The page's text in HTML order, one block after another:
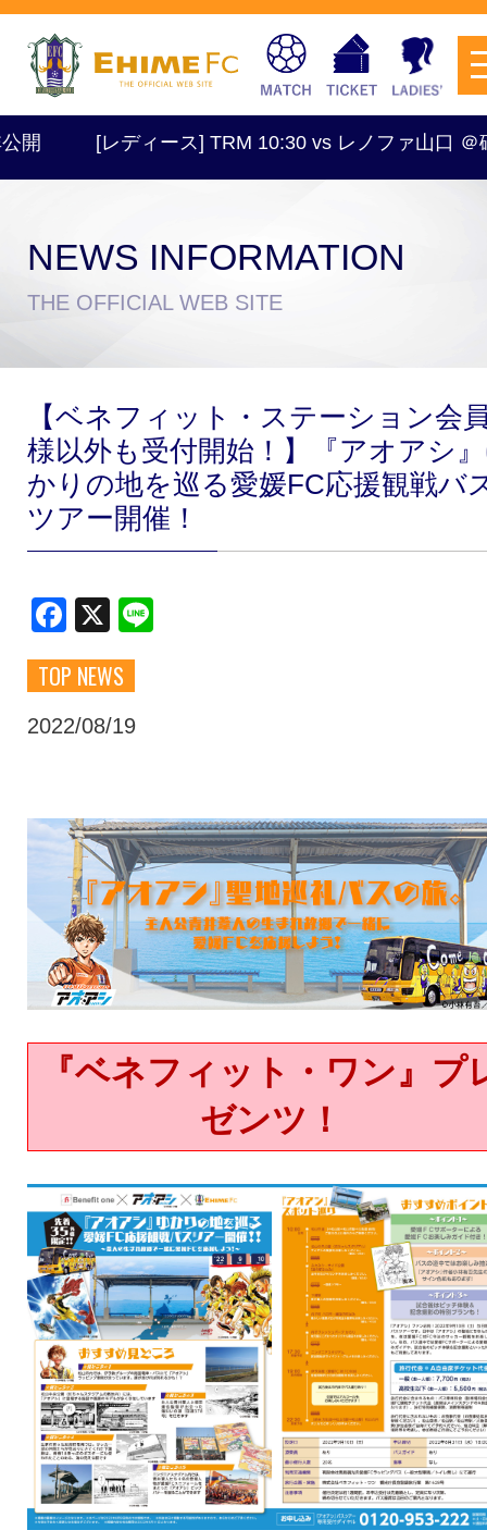
試合日程・結果 アクセス
クラブ・会社情報
スクール
ファンクラブ
チケットを購入
スポンサー グッズ
特設ページ
[レディース] TRM 10:30 vs レノファ山口 ＠砥部
NEWS INFORMATION
THE OFFICIAL WEB SITE
【ベネフィット・ステーション会
様以外も受付開始！】『アオアシ
かりの地を巡る愛媛FC応援観戦バ
ツアー開催！
Facebook
X
TOP NEWS
2022/08/19
『ベネフィット・ワン』プ
ゼンツ！